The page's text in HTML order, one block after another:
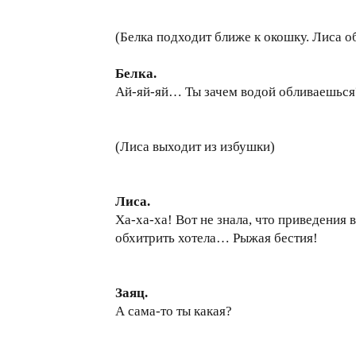
(Белка подходит ближе к окошку. Лиса
Белка.
Ай-яй-яй… Ты зачем водой
(Лиса выходит из избушки)
Лиса.
Ха-ха-ха! Вот не знала, что
обхитрить хотела… Рыжая бестия!
Заяц.
А сама-то ты какая?